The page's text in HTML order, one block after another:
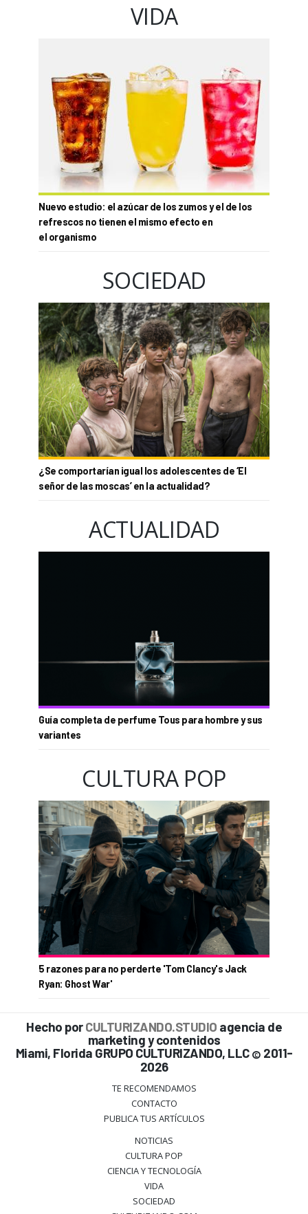
VIDA
Nuevo estudio: el azúcar de los zumos y el de los
refrescos no tienen el mismo efecto en
el organismo
SOCIEDAD
¿Se comportarían igual los adolescentes de ‘El
señor de las moscas’ en la actualidad?
ACTUALIDAD
Guía completa de perfume Tous para hombre y sus
variantes
CULTURA POP
5 razones para no perderte 'Tom Clancy's Jack
Ryan: Ghost War'
Hecho porCULTURIZANDO.STUDIO agencia de
marketing y contenidos
Miami, Florida GRUPO CULTURIZANDO, LLC © 2011-
2026
TE RECOMENDAMOS
CONTACTO
PUBLICA TUS ARTÍCULOS
NOTICIAS
CULTURA POP
CIENCIA Y TECNOLOGÍA
VIDA
SOCIEDAD